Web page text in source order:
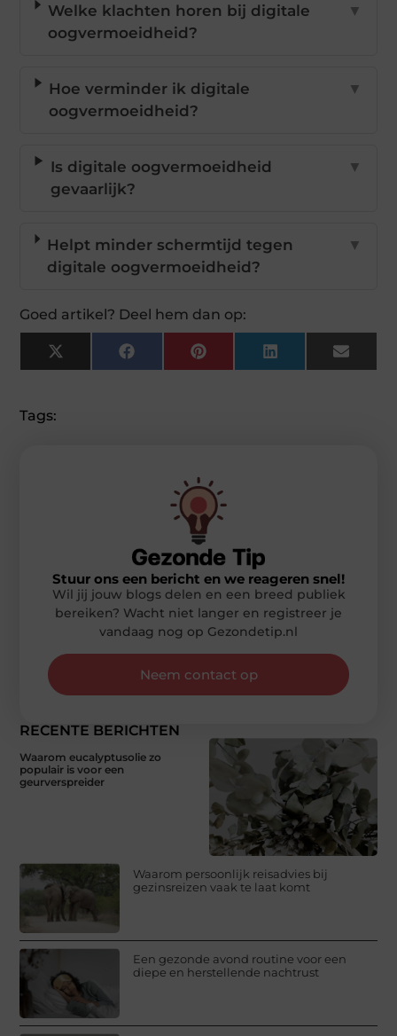
Welke klachten horen bij digitale
oogvermoeidheid?
▼
Hoe verminder ik digitale
oogvermoeidheid?
▼
Is digitale oogvermoeidheid
gevaarlijk?
▼
Helpt minder schermtijd tegen
digitale oogvermoeidheid?
▼
Goed artikel? Deel hem dan op:
X
(Twitter)
FacebookPinterestLinkedInEmail
Tags:
RECENTE BERICHTEN
Waarom eucalyptusolie zo
populair is voor een
geurverspreider
Waarom persoonlijk reisadvies bij
gezinsreizen vaak te laat komt
Een gezonde avond routine voor een
diepe en herstellende nachtrust
Stuur ons een bericht en we reageren snel!
Wil jij jouw blogs delen en een breed publiek
bereiken? Wacht niet langer en registreer je
vandaag nog op Gezondetip.nl
Neem contact op